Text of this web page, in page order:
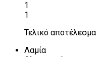
1
1
Τελικό αποτέλεσμα
Λαμία